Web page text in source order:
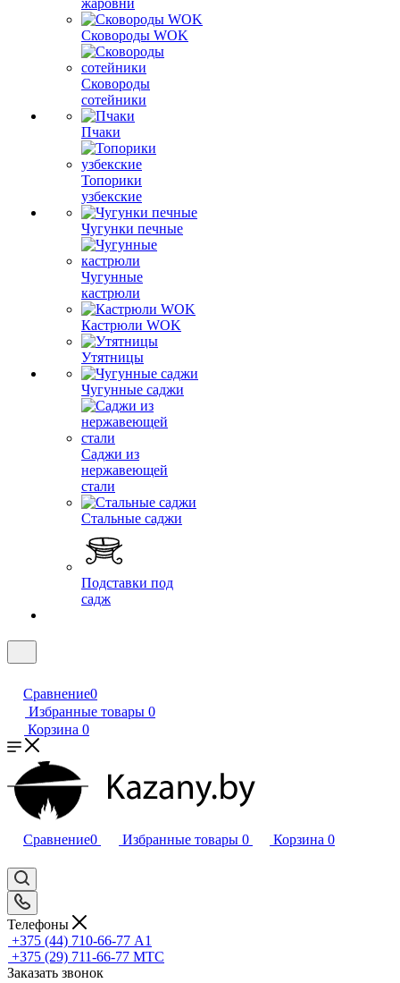
жаровни
Сковороды WOK
Сковороды
сотейники
Пчаки
Топорики
узбекские
Чугунки печные
Чугунные
кастрюли
Кастрюли WOK
Утятницы
Чугунные саджи
Саджи из
нержавеющей
стали
Стальные саджи
Подставки под
садж
Сравнение0
Избранные товары 0
Корзина 0
Сравнение0 Избранные товары 0 Корзина 0
Телефоны
+375 (44) 710-66-77 А1
+375 (29) 711-66-77 МТС
Заказать звонок